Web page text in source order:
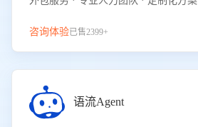
咨询体验已售2399+
语流Agent